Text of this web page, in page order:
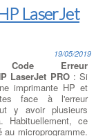
LaserJet
19/05/2019
Code Erreur
LaserJet PRO: Si
imprimante HP et
face à l'erreur
y avoir plusieurs
Habituellement, ce
microprogramme.